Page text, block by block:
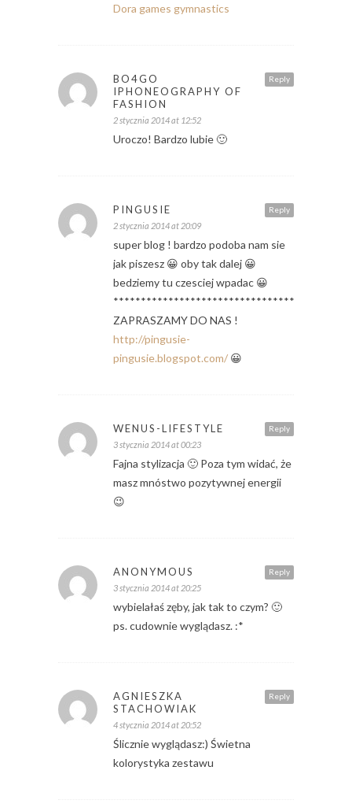
Dora games gymnastics
Reply
BO4GO
IPHONEOGRAPHY OF
FASHION
2 stycznia 2014 at 12:52
Uroczo! Bardzo lubie 🙂
Reply
PINGUSIE
2 stycznia 2014 at 20:09
super blog ! bardzo podoba nam sie
jak piszesz 😀 oby tak dalej 😀
bedziemy tu czesciej wpadac 😀
ZAPRASZAMY DO NAS !
http://pingusie-
pingusie.blogspot.com/ 😀
Reply
WENUS-LIFESTYLE
3 stycznia 2014 at 00:23
Fajna stylizacja 🙂 Poza tym widać, że
masz mnóstwo pozytywnej energii
😉
Reply
ANONYMOUS
3 stycznia 2014 at 20:25
wybielałaś zęby, jak tak to czym? 🙂
ps. cudownie wyglądasz. :*
Reply
AGNIESZKA
STACHOWIAK
4 stycznia 2014 at 20:52
Ślicznie wyglądasz:) Świetna
kolorystyka zestawu